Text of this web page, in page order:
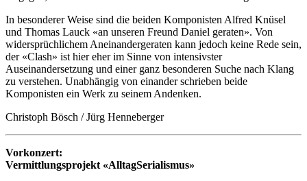
In besonderer Weise sind die beiden Komponisten Alfred Knüsel
und Thomas Lauck «an unseren Freund Daniel geraten». Von
widersprüchlichem Aneinandergeraten kann jedoch keine Rede sein,
der «Clash» ist hier eher im Sinne von intensivster
Auseinandersetzung und einer ganz besonderen Suche nach Klang
zu verstehen. Unabhängig von einander schrieben beide
Komponisten ein Werk zu seinem Andenken.
Christoph Bösch / Jürg Henneberger
Vorkonzert:
Vermittlungsprojekt «AlltagSerialismus»